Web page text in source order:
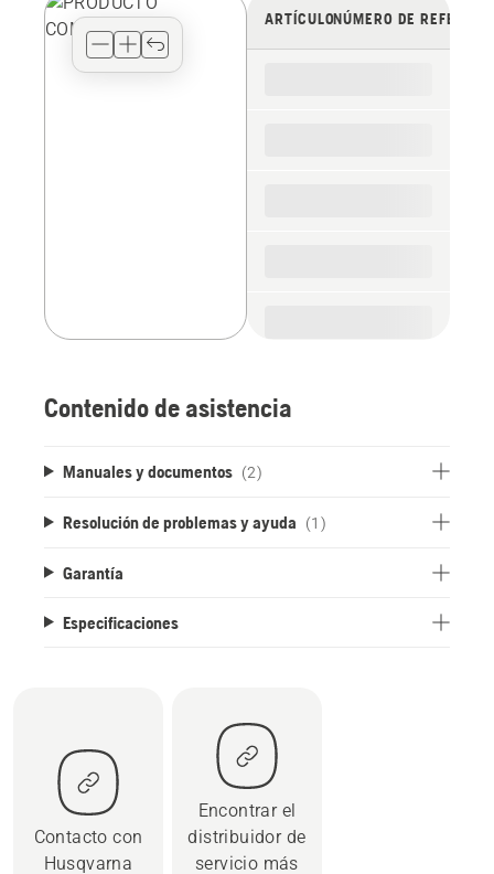
view
type
ARTÍCULONÚMERO DE
Contenido de asistencia
Manuales y documentos (2)
Resolución de problemas y ayuda (1)
Garantía
Especificaciones
Contacto con
Husqvarna
Encontrar el
distribuidor de
servicio más